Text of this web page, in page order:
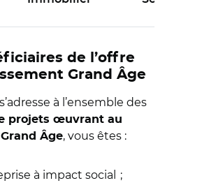
de l’offre
Grand Âge
à l’ensemble des
projets œuvrant au
Âge, vous êtes :
à impact social ;